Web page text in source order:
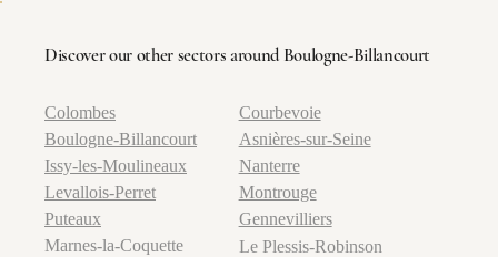
Discover our other sectors around Boulogne-Billancourt
Colombes
Boulogne-Billancourt
Issy-les-Moulineaux
Levallois-Perret
Puteaux
Marnes-la-Coquette
Courbevoie
Asnières-sur-Seine
Nanterre
Montrouge
Gennevilliers
Le Plessis-Robinson